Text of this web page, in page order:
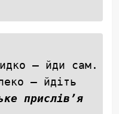
– йди сам.
– йдіть
прислів’я